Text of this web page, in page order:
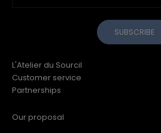
SUBSCRIBE
L'Atelier du Sourcil
Customer service
Partnerships
Our proposal